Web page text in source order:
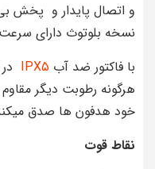
و اتصال پایدار و پخش
نسخه بلوتوث دارای
با فاکتور ضد آب
هرگونه رطوبت دیگر
خود هدفون ها صدق
نقاط قوت